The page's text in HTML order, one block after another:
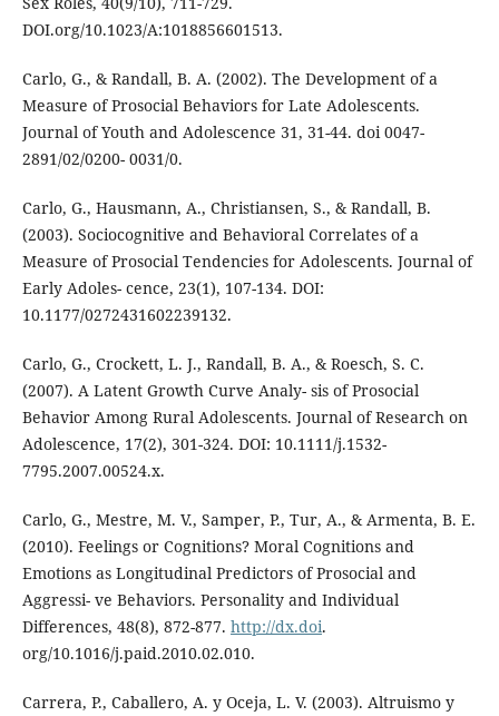
DOI.org/10.1023/A:1018856601513.
Carlo, G., & Randall, B. A. (2002). The Development of a
Measure of Prosocial Behaviors for Late Adolescents.
Journal of Youth and Adolescence 31, 31-44. doi 0047-
2891/02/0200- 0031/0.
Carlo, G., Hausmann, A., Christiansen, S., & Randall, B.
(2003). Sociocognitive and Behavioral Correlates of a
Measure of Prosocial Tendencies for Adolescents. Journal of
Early Adoles- cence, 23(1), 107-134. DOI:
10.1177/0272431602239132.
Carlo, G., Crockett, L. J., Randall, B. A., & Roesch, S. C.
(2007). A Latent Growth Curve Analy- sis of Prosocial
Behavior Among Rural Adolescents. Journal of Research on
Adolescence, 17(2), 301-324. DOI: 10.1111/j.1532-
7795.2007.00524.x.
Carlo, G., Mestre, M. V., Samper, P., Tur, A., & Armenta, B. E.
(2010). Feelings or Cognitions? Moral Cognitions and
Emotions as Longitudinal Predictors of Prosocial and
Aggressi- ve Behaviors. Personality and Individual
Differences, 48(8), 872-877. http://dx.doi.
org/10.1016/j.paid.2010.02.010.
Carrera, P., Caballero, A. y Oceja, L. V. (2003). Altruismo y